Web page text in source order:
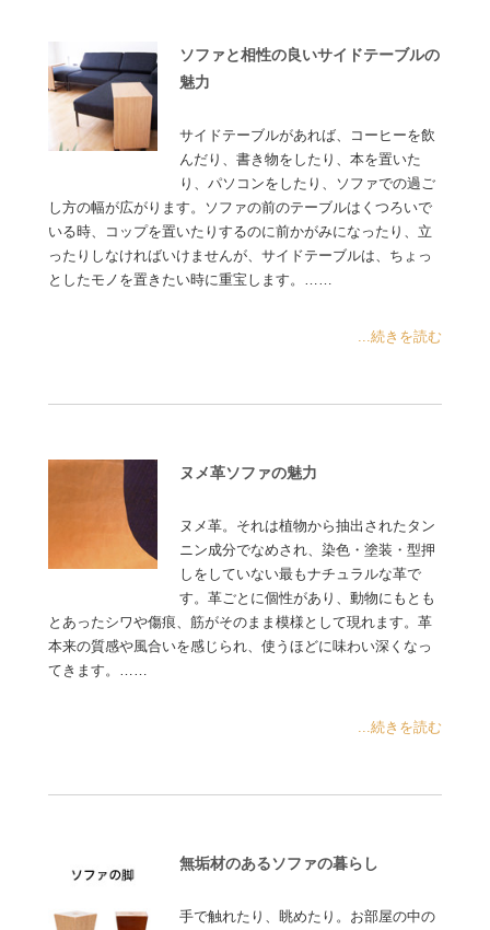
ソファと相性の良いサイドテーブルの
魅力
サイドテーブルがあれば、コーヒーを飲
んだり、書き物をしたり、本を置いた
り、パソコンをしたり、ソファでの過ご
し方の幅が広がります。ソファの前のテーブルはくつろいで
いる時、コップを置いたりするのに前かがみになったり、立
ったりしなければいけませんが、サイドテーブルは、ちょっ
としたモノを置きたい時に重宝します。……
...続きを読む
ヌメ革ソファの魅力
ヌメ革。それは植物から抽出されたタン
ニン成分でなめされ、染色・塗装・型押
しをしていない最もナチュラルな革で
す。革ごとに個性があり、動物にもとも
とあったシワや傷痕、筋がそのまま模様として現れます。革
本来の質感や風合いを感じられ、使うほどに味わい深くなっ
てきます。……
...続きを読む
無垢材のあるソファの暮らし
手で触れたり、眺めたり。お部屋の中の